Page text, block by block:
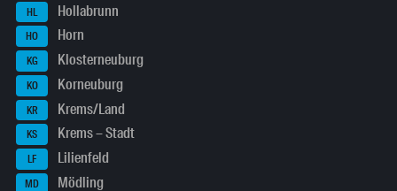
HL Hollabrunn
HO Horn
KG Klosterneuburg
KO Korneuburg
KR Krems/Land
KS Krems – Stadt
LF Lilienfeld
MD Mödling